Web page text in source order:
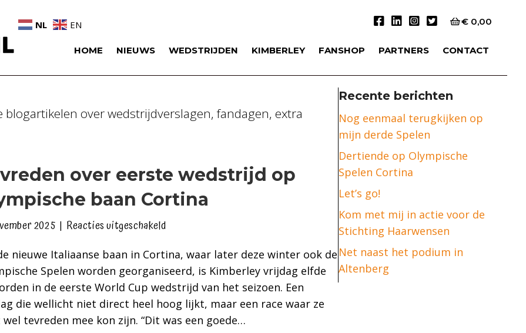
NL EN € 0,00
HOME NIEUWS WEDSTRIJDEN KIMBERLEY FANSHOP PARTNERS CONTACT
over wedstrijdverslagen, fandagen, extra
over eerste wedstrijd op
baan Cortina
2025 | Reacties uitgeschakeldvoor
over
eerste
wedstrijd
op
olympische
nieuwe Italiaanse baan in Cortina, waar later deze winter ook de
Spelen worden georganiseerd, is Kimberley vrijdag elfde
in de eerste World Cup wedstrijd van het seizoen. Een
die wellicht niet direct heel hoog lijkt, maar een race waar ze
tevreden mee kon zijn. “Dit was een goede…
Recente berichten
Nog eenmaal terugkijken op
mijn derde Spelen
Dertiende op Olympische
Spelen Cortina
Let’s go!
Kom met mij in actie voor de
Stichting Haarwensen
Net naast het podium in
Altenberg